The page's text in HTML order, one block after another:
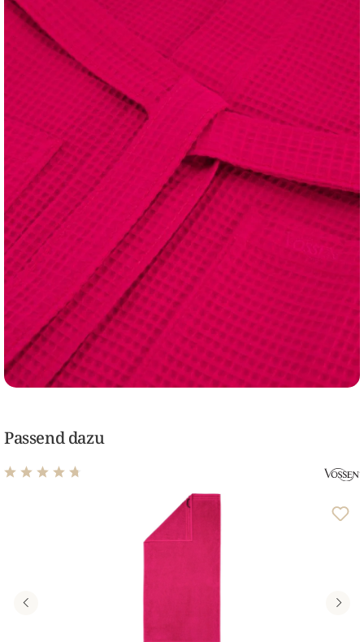
Passend dazu
Durchschnittliche Bewertung von 4.63 von 5 Sternen